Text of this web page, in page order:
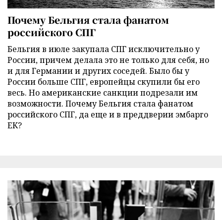
Почему Бельгия стала фанатом
российского СПГ
Бельгия в июле закупала СПГ исключительно у
России, причем делала это не только для себя, но
и для Германии и других соседей. Было бы у
России больше СПГ, европейцы скупили бы его
весь. Но американские санкции подрезали им
возможности. Почему Бельгия стала фанатом
российского СПГ, да еще и в преддверии эмбарго
ЕК?